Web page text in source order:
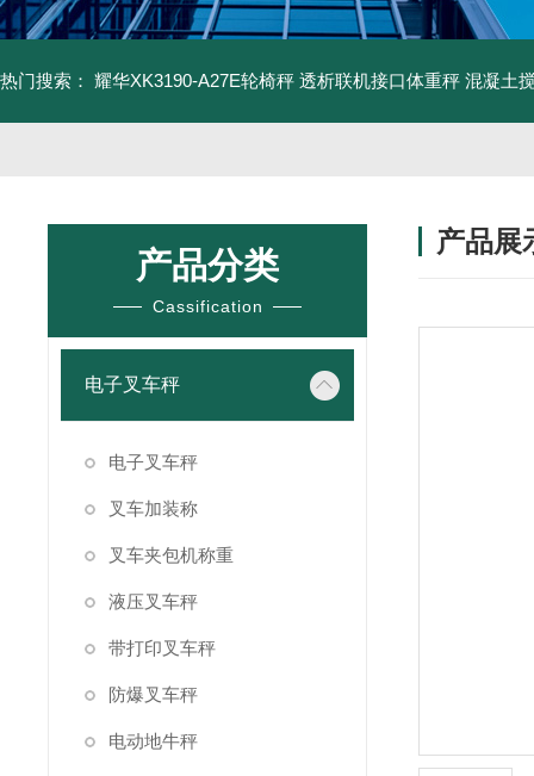
热门搜索： 耀华XK3190-A27E轮椅秤 透析联机接口体重秤 混凝土
产品分类
Cassification
电子叉车秤
电子叉车秤
叉车加装称
叉车夹包机称重
液压叉车秤
带打印叉车秤
防爆叉车秤
电动地牛秤
产品展